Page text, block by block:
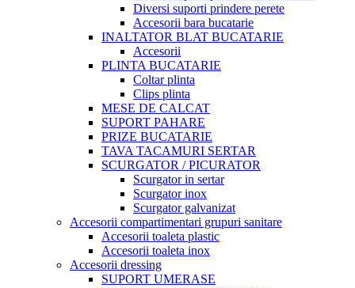
Diversi suporti prindere perete
Accesorii bara bucatarie
INALTATOR BLAT BUCATARIE
Accesorii
PLINTA BUCATARIE
Coltar plinta
Clips plinta
MESE DE CALCAT
SUPORT PAHARE
PRIZE BUCATARIE
TAVA TACAMURI SERTAR
SCURGATOR / PICURATOR
Scurgator in sertar
Scurgator inox
Scurgator galvanizat
Accesorii compartimentari grupuri sanitare
Accesorii toaleta plastic
Accesorii toaleta inox
Accesorii dressing
SUPORT UMERASE